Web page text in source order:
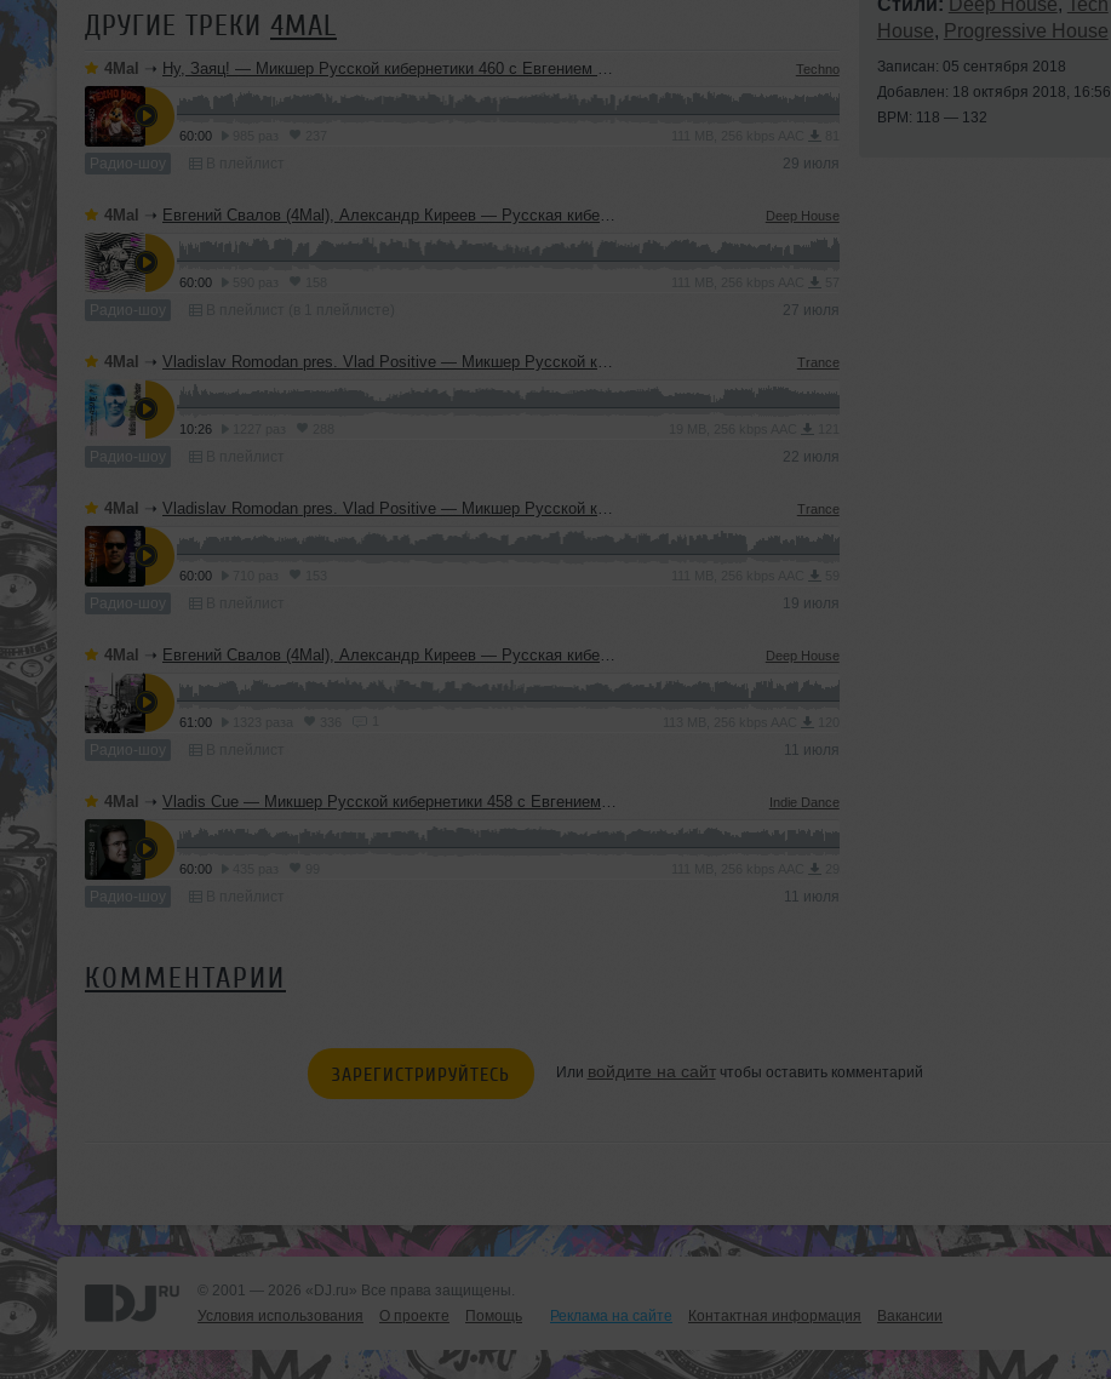
ДРУГИЕ ТРЕКИ 4MAL
4Mal ➝ Ну, Заяц! — Микшер Русской кибернетики 460 с Евгением Сваловым (4Mal) и Александром Киреевым (22.07.2026) Techno
60:00
Радио-шоу 29 июля
4Mal ➝ Евгений Свалов (4Mal), Александр Киреев — Русская кибернетика 725 (22.07.2026) Deep House
60:00
Радио-шоу 27 июля
4Mal ➝ Vladislav Romodan pres. Vlad Positive — Микшер Русской кибернетики 459, Part 2, с Евгением Сваловым (4Mal) и Александром Киреевым (15.07.2026) Trance
10:26
Радио-шоу 22 июля
4Mal ➝ Vladislav Romodan pres. Vlad Positive — Микшер Русской кибернетики 459, Part 1, с Евгением Сваловым (4Mal) и Александром Киреевым (15.07.2026) Trance
60:00
Радио-шоу 19 июля
4Mal ➝ Евгений Свалов (4Mal), Александр Киреев — Русская кибернетика 724 (08.07.2026) Deep House
61:00
Радио-шоу 11 июля
4Mal ➝ Vladis Cue — Микшер Русской кибернетики 458 с Евгением Сваловым (4Mal) и Александром Киреевым (08.07.2026) Indie Dance
60:00
Радио-шоу 11 июля
Стили: Deep House, Tech
House, Progressive House
Записан: 05 сентября 2018
Добавлен: 18 октября 2018, 16:56
BPM: 118 — 132
КОММЕНТАРИИ
ЗАРЕГИСТРИРУЙТЕСЬ Или войдите на сайтчтобы оставить комментарий
© 2001 — 2026 «DJ.ru» Все права защищены.
Условия использования
О проекте Помощь Реклама на сайте Контактная информация Вакансии